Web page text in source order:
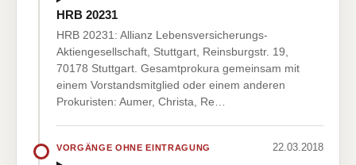
HRB 20231
HRB 20231: Allianz Lebensversicherungs-
Aktiengesellschaft, Stuttgart, Reinsburgstr. 19,
70178 Stuttgart. Gesamtprokura gemeinsam mit
einem Vorstandsmitglied oder einem anderen
Prokuristen: Aumer, Christa, Re…
VORGÄNGE OHNE EINTRAGUNG 22.03.2018